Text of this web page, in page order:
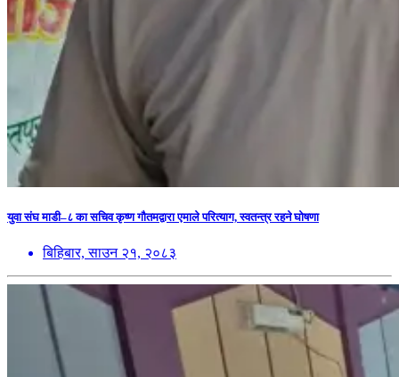
युवा संघ माडी–८ का सचिव कृष्ण गौतमद्वारा एमाले परित्याग, स्वतन्त्र रहने घोषणा
बिहिबार, साउन २१, २०८३